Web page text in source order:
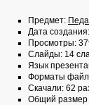
Предмет:
Дата
Просмотры:
Слайды: 14
Язык
Форматы
Скачали: 62
Общий размер